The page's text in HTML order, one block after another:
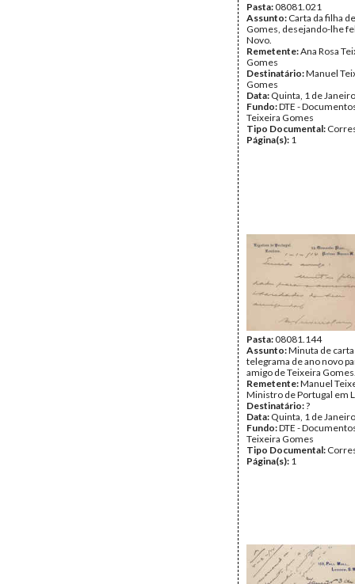
Pasta:08081.021
Assunto: Carta da filha
Gomes, desejando-lhe
Novo.
Remetente:Ana Rosa
Gomes
Destinatário:Manuel
Gomes
Data: Quinta, 1 de
Fundo:DTE -
Teixeira Gomes
Tipo Documental:
Página(s): 1
Pasta:08081.144
Assunto:Minuta de
telegrama de ano novo
amigo de Teixeira
Remetente:Manuel
Ministro de Portugal em
Destinatário:?
Data: Quinta, 1 de
Fundo:DTE -
Teixeira Gomes
Tipo Documental:
Página(s): 1